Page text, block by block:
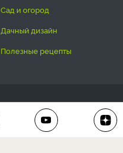
сад и огород
дачный дизайн
полезные рецепты